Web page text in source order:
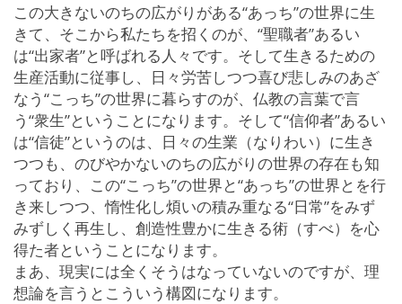
この大きないのちの広がりがある“あっち”の世界に生
きて、そこから私たちを招くのが、“聖職者”あるい
は“出家者”と呼ばれる人々です。そして生きるための
生産活動に従事し、日々労苦しつつ喜び悲しみのあざ
なう“こっち”の世界に暮らすのが、仏教の言葉で言
う“衆生”ということになります。そして“信仰者”あるい
は“信徒”というのは、日々の生業（なりわい）に生き
つつも、のびやかないのちの広がりの世界の存在も知
っており、この“こっち”の世界と“あっち”の世界とを行
き来しつつ、惰性化し煩いの積み重なる“日常”をみず
みずしく再生し、創造性豊かに生きる術（すべ）を心
得た者ということになります。
まあ、現実には全くそうはなっていないのですが、理
想論を言うとこういう構図になります。